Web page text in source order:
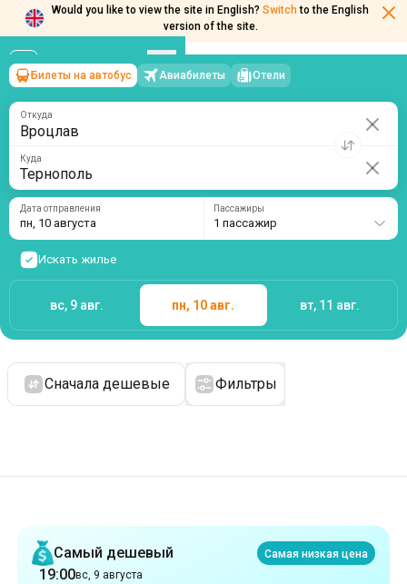
Would you like to view the site in English? Switch to the English
version of the site.
Вроцлав→Тернополь
пн, 10 августа/1 пассажир
Билеты на автобус Авиабилеты Отели
Откуда
Куда
Дата отправления
пн, 10 августа
Пассажиры
1 пассажир
Искать жилье
вс, 9 авг. пн, 10 авг. вт, 11 авг.
Сначала дешевые Фильтры
Самый дешевый
Самая низкая цена
19:00вс, 9 августа